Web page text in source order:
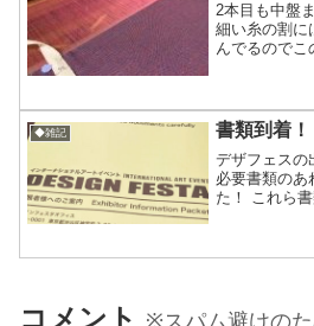
2本目も中盤
細い糸の割に
んでるのでこ
のマチ針は薄
◆雑記 書類到着！
デザフェスの
必要書類のあ
た！ これら
の出展のイ
コメント ※スパム避けの